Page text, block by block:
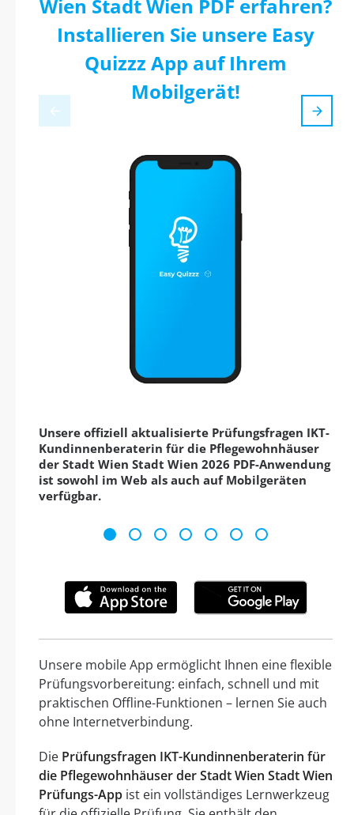
Wien Stadt Wien PDF erfahren?
Installieren Sie unsere Easy
Quizzz App auf Ihrem
Mobilgerät!
Unsere offiziell aktualisierte Prüfungsfragen IKT-
Kundinnenberaterin für die Pflegewohnhäuser
der Stadt Wien Stadt Wien 2026 PDF-Anwendung
ist sowohl im Web als auch auf Mobilgeräten
verfügbar.
Unsere mobile App ermöglicht Ihnen eine flexible
Prüfungsvorbereitung: einfach, schnell und mit
praktischen Offline-Funktionen – lernen Sie auch
ohne Internetverbindung.
Die Prüfungsfragen IKT-Kundinnenberaterin für
die Pflegewohnhäuser der Stadt Wien Stadt Wien
Prüfungs-App ist ein vollständiges Lernwerkzeug